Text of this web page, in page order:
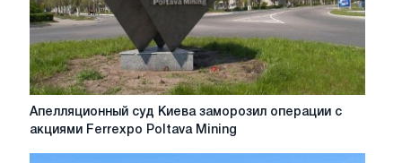
Апелляционный
Апелляционный суд Киева заморозил операции с
акциями Ferrexpo Poltava Mining